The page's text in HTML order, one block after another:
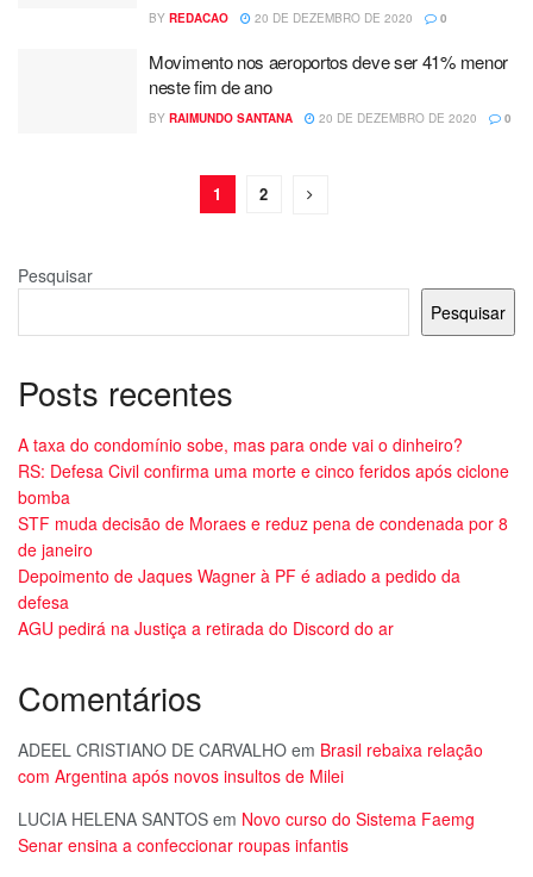
BY REDACAO 20 DE DEZEMBRO DE 2020 0
Movimento nos aeroportos deve ser 41% menor
neste fim de ano
BY RAIMUNDO SANTANA 20 DE DEZEMBRO DE 2020 0
1 2
Pesquisar
Pesquisar
Posts recentes
A taxa do condomínio sobe, mas para onde vai o dinheiro?
RS: Defesa Civil confirma uma morte e cinco feridos após ciclone
bomba
STF muda decisão de Moraes e reduz pena de condenada por 8
de janeiro
Depoimento de Jaques Wagner à PF é adiado a pedido da
defesa
AGU pedirá na Justiça a retirada do Discord do ar
Comentários
ADEEL CRISTIANO DE CARVALHO em Brasil rebaixa relação
com Argentina após novos insultos de Milei
LUCIA HELENA SANTOS em Novo curso do Sistema Faemg
Senar ensina a confeccionar roupas infantis